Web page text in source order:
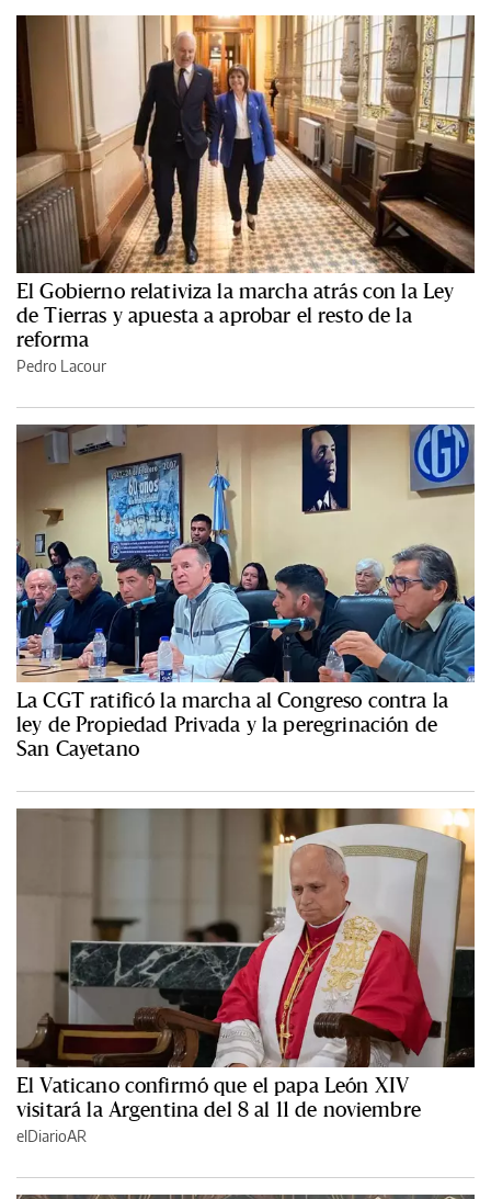
El Gobierno relativiza la marcha atrás con la Ley
de Tierras y apuesta a aprobar el resto de la
reforma
Pedro Lacour
La CGT ratificó la marcha al Congreso contra la
ley de Propiedad Privada y la peregrinación de
San Cayetano
El Vaticano confirmó que el papa León XIV
visitará la Argentina del 8 al 11 de noviembre
elDiarioAR